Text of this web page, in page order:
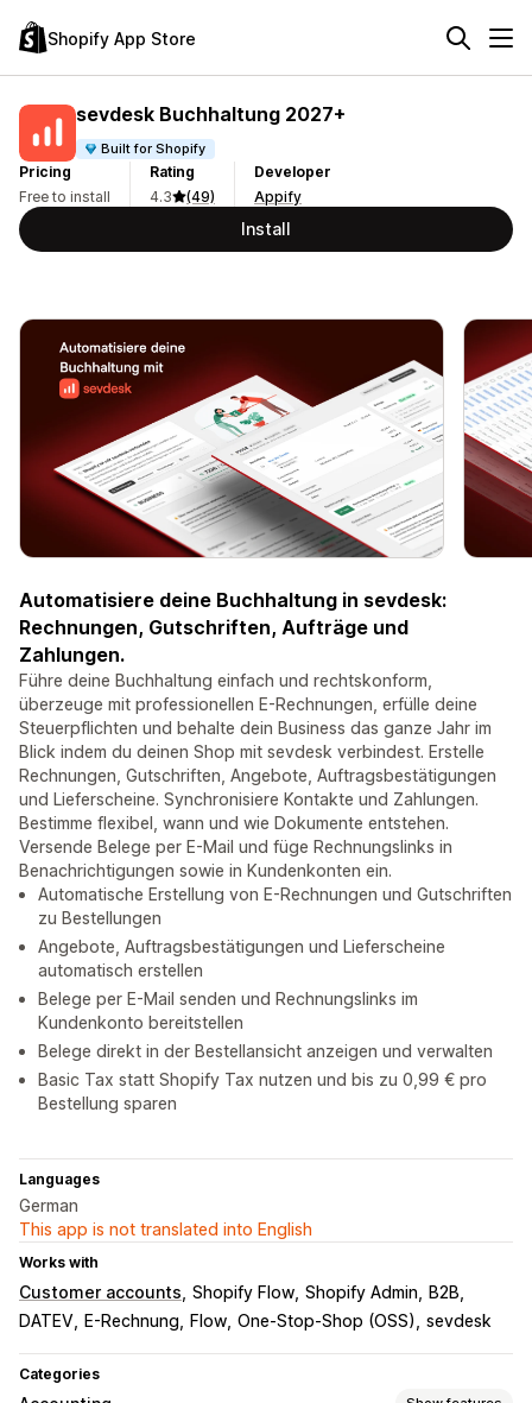
Shopify App Store
sevdesk Buchhaltung 2027+
Built for Shopify
Pricing
Free to install
Rating
4.3
(49)
Developer
Appify
Install
Automatisiere deine Buchhaltung in sevdesk:
Rechnungen, Gutschriften, Aufträge und
Zahlungen.
Führe deine Buchhaltung einfach und rechtskonform,
überzeuge mit professionellen E-Rechnungen, erfülle deine
Steuerpflichten und behalte dein Business das ganze Jahr im
Blick indem du deinen Shop mit sevdesk verbindest. Erstelle
Rechnungen, Gutschriften, Angebote, Auftragsbestätigungen
und Lieferscheine. Synchronisiere Kontakte und Zahlungen.
Bestimme flexibel, wann und wie Dokumente entstehen.
Versende Belege per E-Mail und füge Rechnungslinks in
Benachrichtigungen sowie in Kundenkonten ein.
Automatische Erstellung von E-Rechnungen und Gutschriften
zu Bestellungen
Angebote, Auftragsbestätigungen und Lieferscheine
automatisch erstellen
Belege per E-Mail senden und Rechnungslinks im
Kundenkonto bereitstellen
Belege direkt in der Bestellansicht anzeigen und verwalten
Basic Tax statt Shopify Tax nutzen und bis zu 0,99 € pro
Bestellung sparen
Languages
German
This app is not translated into English
Works with
Customer accounts Shopify Flow Shopify Admin
B2B
DATEV
E-Rechnung Flow One-Stop-Shop (OSS) sevdesk
Categories